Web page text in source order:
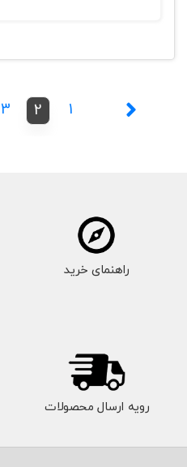
1
2
3
راهنمای خرید
رویه ارسال محصولات